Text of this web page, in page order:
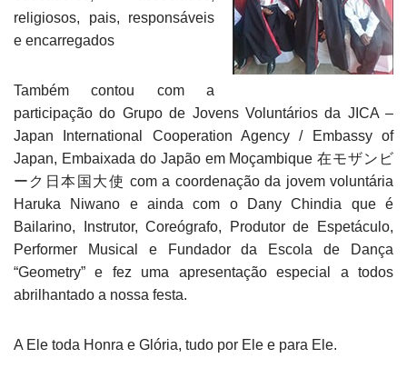
religiosos, pais, responsáveis
e encarregados
Também contou com a
participação do Grupo de Jovens Voluntários da JICA –
Japan International Cooperation Agency / Embassy of
Japan, Embaixada do Japão em Moçambique 在モザンビ
ーク日本国大使 com a coordenação da jovem voluntária
Haruka Niwano e ainda com o Dany Chindia que é
Bailarino, Instrutor, Coreógrafo, Produtor de Espetáculo,
Performer Musical e Fundador da Escola de Dança
“Geometry” e fez uma apresentação especial a todos
abrilhantado a nossa festa.
A Ele toda Honra e Glória, tudo por Ele e para Ele.